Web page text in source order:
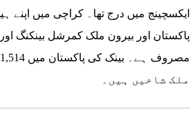
ایکسچینج میں درج تھا۔ کراچی میں اپنے
پاکستان اور بیرون ملک کمرشل بینکنگ
ملک شاخیں ہیں۔